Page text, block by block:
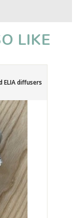
LIKE
ELIA diffusers